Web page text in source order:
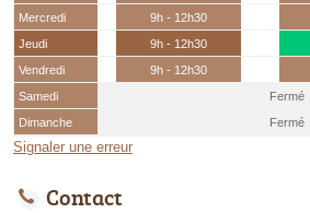
Mercredi
9h - 12h30
Jeudi
9h - 12h30
Vendredi
9h - 12h30
Samedi
Fermé
Dimanche
Fermé
Signaler une erreur
Contact